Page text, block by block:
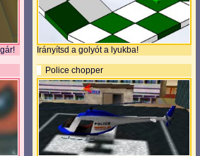
Irányítsd a golyót a lyukba!
Police chopper